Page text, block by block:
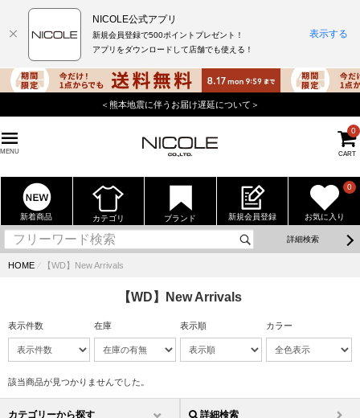
＜熊本地震に伴うお届け遅延について＞
MENU CART
0
新着商品 カテゴリ ブランド 新規会員登録 お気に入り
0
詳細検索
HOME ⁄ 【WD】New Arrivals
【WD】New Arrivals
表示件数 在庫 表示順 カラー
該当商品が見つかりませんでした。
カテゴリーから探す 詳細検索
NICOLE公式アプリ
新規会員登録で500ポイントプレゼント！
アプリをダウンロードして店舗でも使える！
表示する